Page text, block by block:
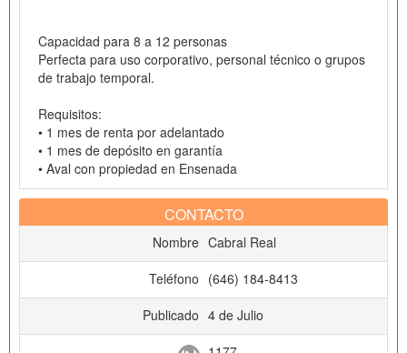
Capacidad para 8 a 12 personas
Perfecta para uso corporativo, personal técnico o grupos
de trabajo temporal.
Requisitos:
• 1 mes de renta por adelantado
• 1 mes de depósito en garantía
• Aval con propiedad en Ensenada
CONTACTO
Nombre Cabral Real
Teléfono (646) 184-8413
Publicado 4 de Julio